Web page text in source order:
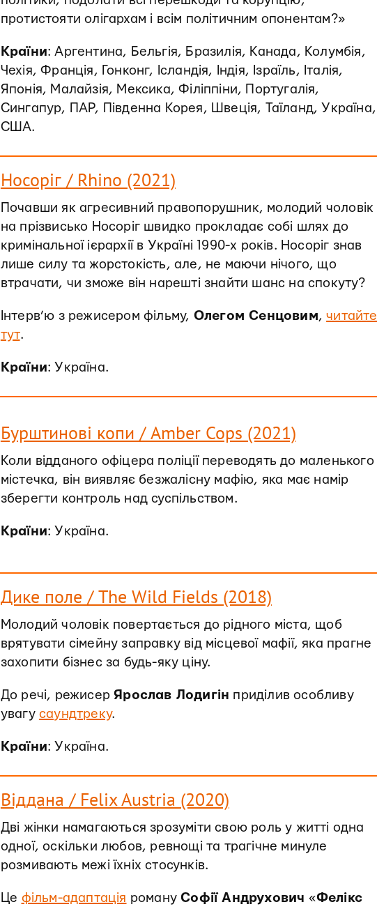
протистояти олігархам і всім політичним опонентам?»
Країни: Аргентина, Бельгія, Бразилія, Канада, Колумбія,
Чехія, Франція, Гонконг, Ісландія, Індія, Ізраїль, Італія,
Японія, Малайзія, Мексика, Філіппіни, Португалія,
Сингапур, ПАР, Південна Корея, Швеція, Таїланд, Україна,
США.
Носоріг / Rhino (2021)
Почавши як агресивний правопорушник, молодий чоловік
на прізвисько Носоріг швидко прокладає собі шлях до
кримінальної ієрархії в Україні 1990-х років. Носоріг знав
лише силу та жорстокість, але, не маючи нічого, що
втрачати, чи зможе він нарешті знайти шанс на спокуту?
Інтерв’ю з режисером фільму, Олегом Сенцовим,читайте
тут.
Країни: Україна.
Бурштинові копи / Amber Cops (2021)
Коли відданого офіцера поліції переводять до маленького
містечка, він виявляє безжалісну мафію, яка має намір
зберегти контроль над суспільством.
Країни: Україна.
Дике поле / The Wild Fields (2018)
Молодий чоловік повертається до рідного міста, щоб
врятувати сімейну заправку від місцевої мафії, яка прагне
захопити бізнес за будь-яку ціну.
До речі, режисерЯрослав Лодигін приділив особливу
увагусаундтреку.
Країни: Україна.
Віддана / Felix Austria (2020)
Дві жінки намагаються зрозуміти свою роль у житті одна
одної, оскільки любов, ревнощі та трагічне минуле
розмивають межі їхніх стосунків.
Це фільм-адаптація романуСофії Андрухович «Фелікс